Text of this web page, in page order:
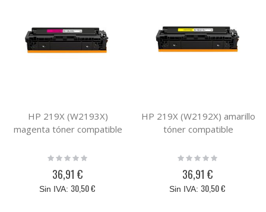
HP 219X (W2193X)
magenta tóner compatible
Rating:
36,91 €
30,50 €
HP 219X (W2192X) amarillo
tóner compatible
Rating:
36,91 €
30,50 €